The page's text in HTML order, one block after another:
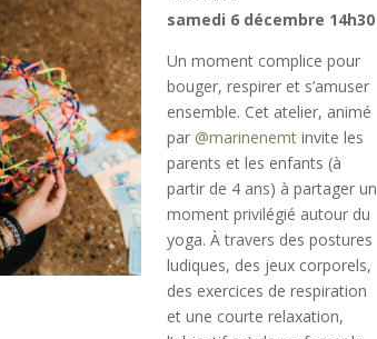
samedi 6 décembre 14h30
Un moment complice pour
bouger, respirer et s’amuser
ensemble. Cet atelier, animé
par @marinenemtinvite les
parents et les enfants (à
partir de 4 ans) à partager un
moment privilégié autour du
yoga. À travers des postures
ludiques, des jeux corporels,
des exercices de respiration
et une courte relaxation,